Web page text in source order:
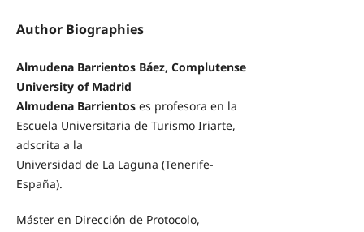
Author Biographies
Almudena Barrientos Báez, Complutense
University of Madrid
Almudena Barrientoses profesora en la
Escuela Universitaria de Turismo Iriarte,
adscrita a la
Universidad de La Laguna (Tenerife-
España).
Máster en Dirección de Protocolo,